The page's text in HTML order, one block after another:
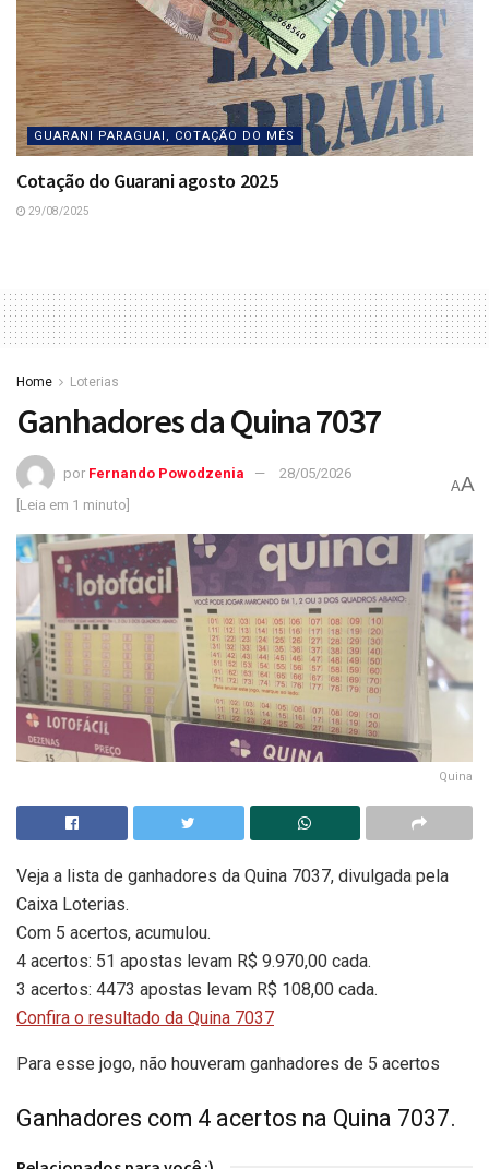
GUARANI PARAGUAI, COTAÇÃO DO MÊS
Cotação do Guarani agosto 2025
29/08/2025
Home Loterias
Ganhadores da Quina 7037
por Fernando Powodzenia
28/05/2026
[Leia em 1 minuto]
AA
Quina
Veja a lista de ganhadores da Quina 7037, divulgada pela
Caixa Loterias.
Com 5 acertos, acumulou.
4 acertos: 51 apostas levam R$ 9.970,00 cada.
3 acertos: 4473 apostas levam R$ 108,00 cada.
Confira o resultado da Quina 7037
Para esse jogo, não houveram ganhadores de 5 acertos
Ganhadores com 4 acertos na Quina 7037.